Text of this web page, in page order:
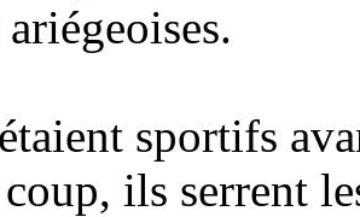
sportifs
ils serrent